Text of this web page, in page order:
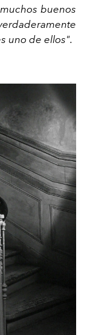
buenos
uno de ellos".